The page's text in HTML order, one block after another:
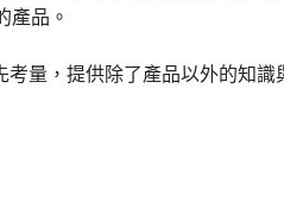
產品。
考量，提供除了產品以外的知